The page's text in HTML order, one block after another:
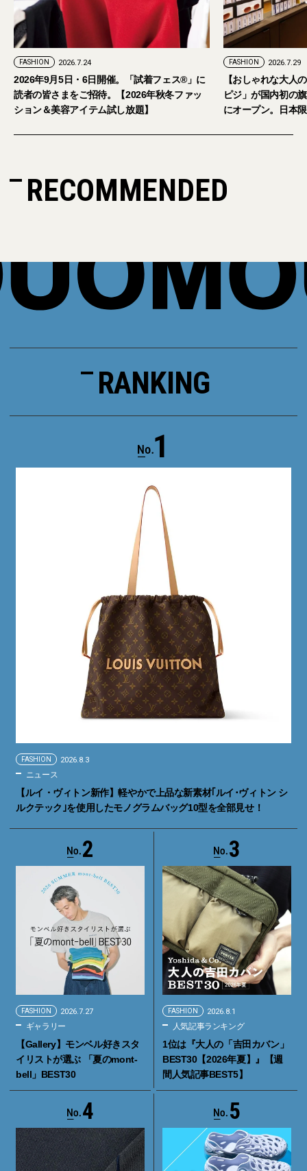
試着フェス®︎」に
年秋冬ファッ
題】
【おしゃれな大人のアイウェア】パリ発「イジ
ピジ」が国内初の旗艦店をキャットストリート
にオープン。日本限定サングラスも登場
RECOMMENDED
RANKING
1
FASHION 2026.8.3
ニュース
【ルイ・ヴィトン新作】軽やかで上品な新素材｢ルイ･ヴィトン シ
ルクテック｣を使用したモノグラムバッグ10型を全部見せ！
2
FASHION 2026.7.27
ギャラリー
【Gallery】モンベル好きスタ
イリストが選ぶ 「夏のmont-
bell」BEST30
3
FASHION 2026.8.1
人気記事ランキング
1位は『大人の「吉田カバン」
BEST30【2026年夏】』【週
間人気記事BEST5】
4 5